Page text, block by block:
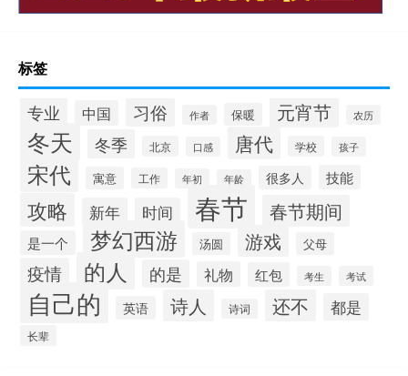
标签
专业 中国 习俗 作者 保暖 元宵节 农历
冬天 冬季 北京 口感 唐代 学校 孩子
宋代 寓意 工作 年初 年龄 很多人 技能
攻略 新年 时间 春节 春节期间
是一个 梦幻西游 汤圆 游戏 父母
疫情 的人 的是 礼物 红包 考生 考试
自己的 英语 诗人 诗词 还不 都是
长辈